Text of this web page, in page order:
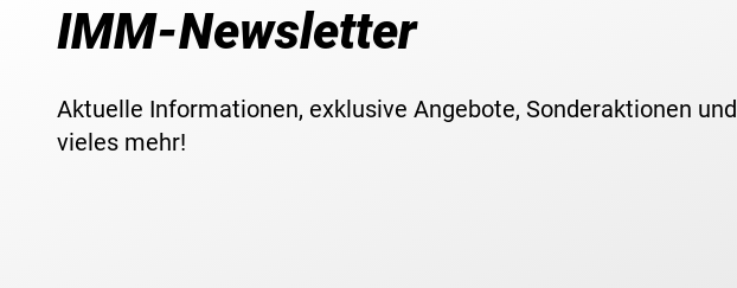
IMM-Newsletter
Aktuelle Informationen, exklusive Angebote, Sonderaktionen und
vieles mehr!